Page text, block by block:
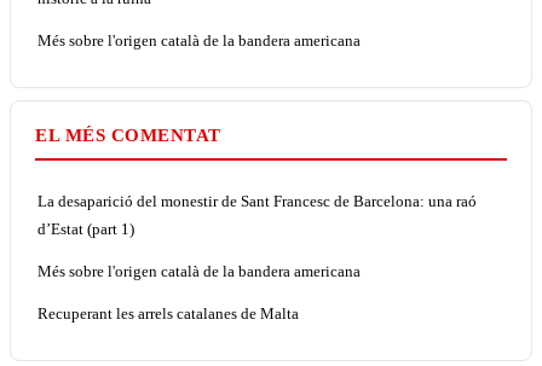
Més sobre l'origen català de la bandera americana
EL MÉS COMENTAT
La desaparició del monestir de Sant Francesc de Barcelona: una raó
d’Estat (part 1)
Més sobre l'origen català de la bandera americana
Recuperant les arrels catalanes de Malta